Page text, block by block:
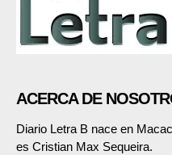
ACERCA DE
Diario Letra B nace en
es Cristian Max Sequeira.